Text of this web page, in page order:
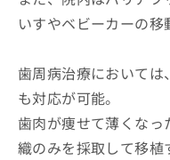
いすやベビーカーの移
歯周病治療において
も対応が可能。
歯肉が痩せて薄くな
織のみを採取して移植